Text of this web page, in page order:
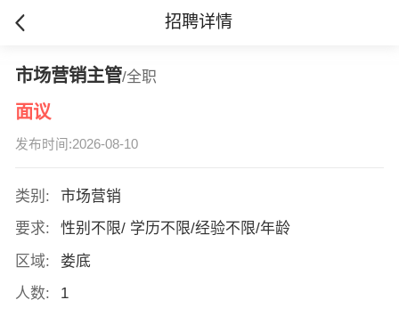
招聘详情
市场营销主管/全职
面议
发布时间:2026-08-10
类别:
市场营销
要求:
性别不限/ 学历不限/经验不限/年龄
区域:
娄底
人数:
1